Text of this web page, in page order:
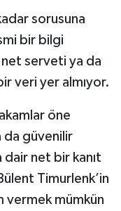
sorusuna
bir bilgi
net serveti ya da
veri yer almıyor.
öne
da güvenilir
dair net bir kanıt
Timurlenk’in
vermek mümkün